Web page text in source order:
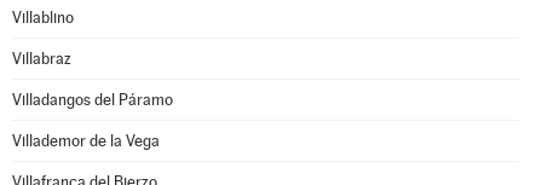
Villablino
Villabraz
Villadangos del Páramo
Villademor de la Vega